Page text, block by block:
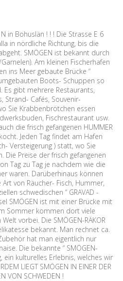
in Bohuslän ! ! ! Die Strasse E 6
in nördliche Richtung, bis die
SMÖGEN ist bekannt durch
Am kleinen Fischerhafen
ins Meer gebaute Brücke “
umgebauten Boots- Schuppen so
Es gibt mehrere Restaurants,
Strand- Cafés, Souvenir-
Sie Krabbenbrötchen essen
Fischrestaurant usw.
die frisch gefangenen HUMMER
Jeden Tag findet am Hafen
Versteigerung ) statt, wo Sie
Die Preise der frisch gefangenen
Tag zu Tag je nachdem wie die
waren. Darüberhinaus können
von Räucher- Fisch, Hummer,
schwedischen “ GRAVAD -
SMÖGEN ist mit einer Brücke mit
Sommer kommen dort viele
vorbei. Die SMÖGEN-RÄKOR
bekannt. Man rechnet ca.
hat man eigentlich nur
Die bekannte “ SMÖGEN-
ein kulturelles Erlebnis, welches wir
LIEGT SMÖGEN IN EINER DER
VON SCHWEDEN !